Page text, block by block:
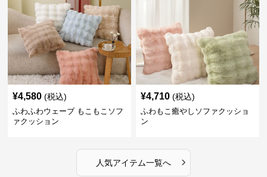
¥4,580 (税込)
ふわふわウェーブ もこもこソフ
ァクッション
¥4,710 (税込)
ふわもこ癒やしソファクッショ
ン
人気アイテム一覧へ ›